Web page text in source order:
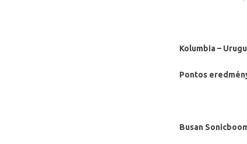
Kolumbia –
Pontos
Busan